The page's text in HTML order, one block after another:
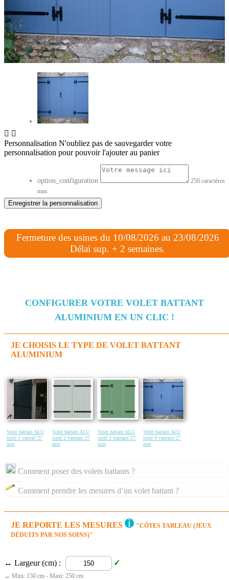
 
Personnalisation N'oubliez pas de sauvegarder votre
personnalisation pour pouvoir l'ajouter au panier
option_configuration
250 caractères
max
Enregistrer la personnalisation
Fermeture des usines du 10/08/2026 au 23/08/2026
Délai sup. + 2 semaines.
CONFIGURER VOTRE VOLET BATTANT
ALUMINIUM EN UN CLIC !
JE CHOISIS LE TYPE DE VOLET BATTANT
ALUMINIUM
Volet battant ALU
isolé 1 vantail 27
mm
Volet battant ALU
isolé 2 vantaux 27
mm
Volet battant ALU
isolé 3 vantaux 27
mm
Volet battant ALU
isolé 4 vantaux 27
mm
Comment poser des volets battants ?
Comment prendre les mesures d’un volet battant ?
JE REPORTE LES MESURES
"CÔTES TABLEAU (JEUX
DÉDUITS PAR NOS SOINS)"
↔ Largeur (cm) :
↔ Mini: 150 cm - Maxi: 250 cm